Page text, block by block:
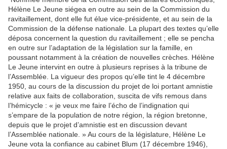
Hélène Le Jeune siégea en outre au sein de la Commission du
ravitaillement, dont elle fut élue vice-présidente, et au sein de la
Commission de la défense nationale. La plupart des textes qu’elle
déposa concernent la question du ravitaillement ; elle se pencha
en outre sur l’adaptation de la législation sur la famille, en
poussant notamment à la création de nouvelles crèches. Hélène
Le Jeune intervint en outre à plusieurs reprises à la tribune de
l’Assemblée. La vigueur des propos qu’elle tint le 4 décembre
1950, au cours de la discussion du projet de loi portant amnistie
relative aux faits de collaboration, suscita de vifs remous dans
l’hémicycle : « je veux me faire l’écho de l’indignation qui
s’empare de la population de notre région, la région bretonne,
depuis que le projet d’amnistie est en discussion devant
l’Assemblée nationale. » Au cours de la législature, Hélène Le
Jeune vota la confiance au cabinet Blum (17 décembre 1946),